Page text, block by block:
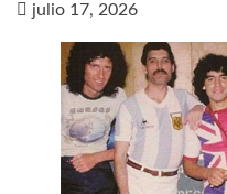
julio 17, 2026